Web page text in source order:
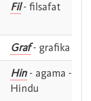
Fil- filsafat
Graf- grafika
Hin- agama -
Hindu